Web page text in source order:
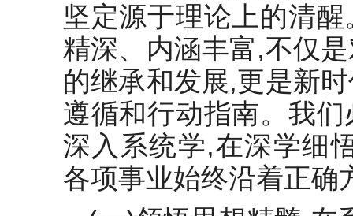
坚定源于理论上的清
精深、内涵丰富,不仅
的继承和发展,更是新
遵循和行动指南。我
深入系统学,在深学细
各项事业始终沿着正确